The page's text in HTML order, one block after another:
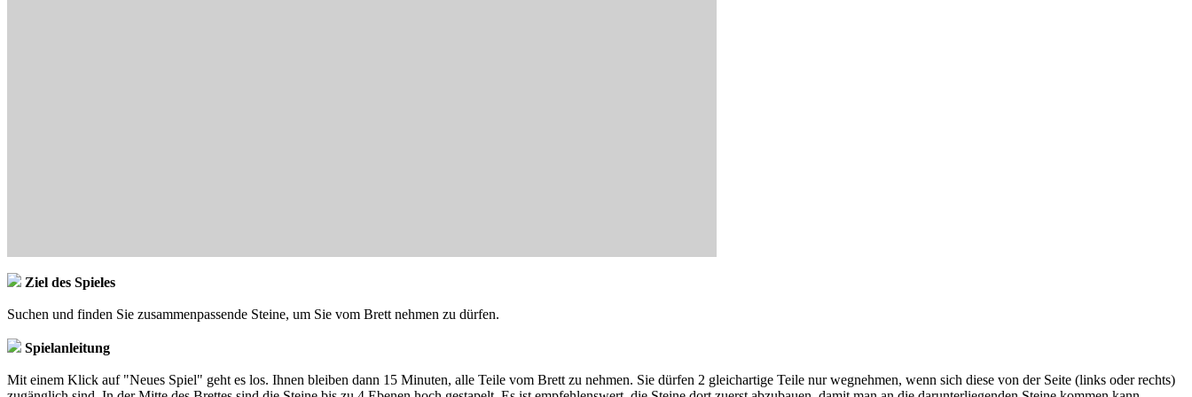
Ziel des Spieles
Suchen und finden Sie zusammenpassende Steine, um Sie vom Brett nehmen zu dürfen.
Spielanleitung
Mit einem Klick auf "Neues Spiel" geht es los. Ihnen bleiben dann 15 Minuten, alle Teile vom Brett zu nehmen. Sie dürfen 2 gleichartige Teile nur wegnehmen, wenn sich diese von der Seite (links oder rechts)